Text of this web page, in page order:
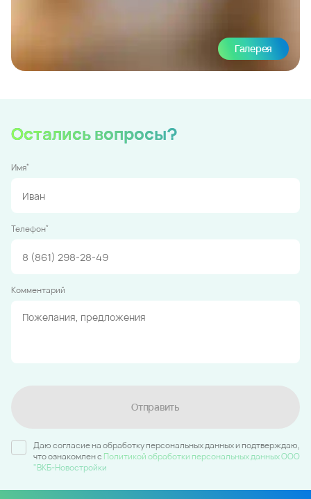
Галерея
Остались вопросы?
Имя*
Телефон*
Комментарий
Отправить
Даю согласие на обработку персональных данных и подтверждаю,
что ознакомлен c Политикой обработки персональных данных ООО
"ВКБ-Новостройки